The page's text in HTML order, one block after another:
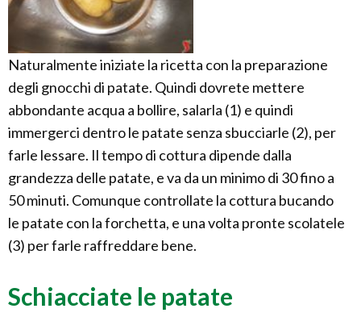
Naturalmente iniziate la ricetta con la preparazione
degli gnocchi di patate. Quindi dovrete mettere
abbondante acqua a bollire, salarla (1) e quindi
immergerci dentro le patate senza sbucciarle (2), per
farle lessare. Il tempo di cottura dipende dalla
grandezza delle patate, e va da un minimo di 30 fino a
50 minuti. Comunque controllate la cottura bucando
le patate con la forchetta, e una volta pronte scolatele
(3) per farle raffreddare bene.
Schiacciate le patate